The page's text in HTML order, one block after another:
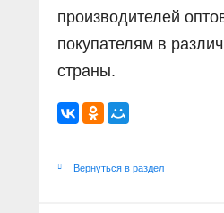
производителей
покупателям в
страны.
Вернуться в раздел